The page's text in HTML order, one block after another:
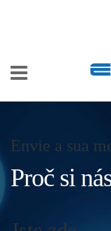
Envie a sua
Proč si